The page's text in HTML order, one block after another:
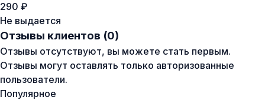
290 ₽
Не выдается
Отзывы клиентов (0)
Отзывы отсутствуют, вы можете стать первым.
Отзывы могут оставлять только авторизованные
пользователи.
Популярное